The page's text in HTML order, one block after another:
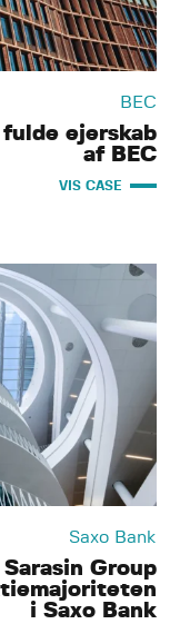
BEC
ejerskab
af BEC
VIS CASE
Saxo Bank
Group
i Saxo Bank